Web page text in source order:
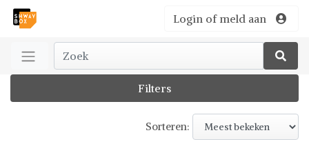
Login of meld aan
Filters
Sorteren: